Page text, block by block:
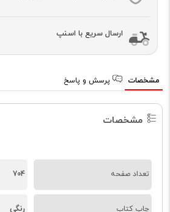
ارسال سریع با اسنپ
مشخصات پرسش و پاسخ
مشخصات
تعداد صفحه 704
چاپ کتاب رنگی